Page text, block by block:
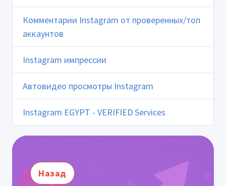
Комментарии Instagram от проверенных/топ
аккаунтов
Instagram импрессии
Автовидео просмотры Instagram
Instagram EGYPT - VERIFIED Services
Назад